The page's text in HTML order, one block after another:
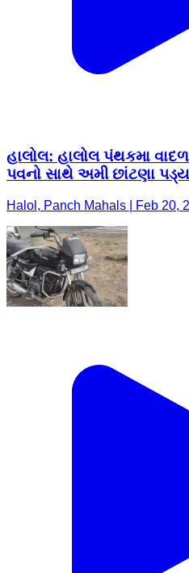
હાલોલ: હાલોલ પંથકમા
પવનો સાથે અમી છાંટણા
Halol, Panch Mahals | Feb 20,